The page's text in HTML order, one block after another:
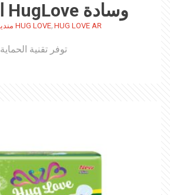
وسادة HugLove النسائية
HUG LOVE AR
,HUG LOVE منديل صحي
توفر تقنية الحماية